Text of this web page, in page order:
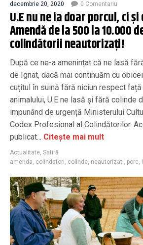
decembrie 20, 2020 0 Comentariu
U.E nu ne ia doar porcul, ci
Amendă de la 500 la 10.000
colindătorii neautorizați!
După ce ne-a amenințat că ne lasă
de Ignat, dacă mai continuăm cu
cuțitul în suină fără niciun respect
animalului, U.E ne lasă și fără colinde
impunând de urgență Ministerului
Codex Profesional al Colindătorilor.
publicat... Citește mai mult
Actualitate, Satiră
amenda, colindatori, colinde, neautorizati, porc,